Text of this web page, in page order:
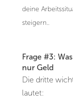
deine
steigern..
Frage #3:
nur Geld
Die dritte
lautet: